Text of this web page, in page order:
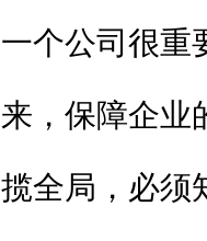
一个公司很重
来，保障企业
揽全局，必须